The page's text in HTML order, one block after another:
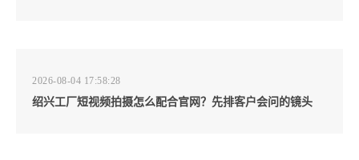
2026-08-04 17:58:28
绍兴工厂短视频拍摄怎么配合官网？先排客户会问的镜头